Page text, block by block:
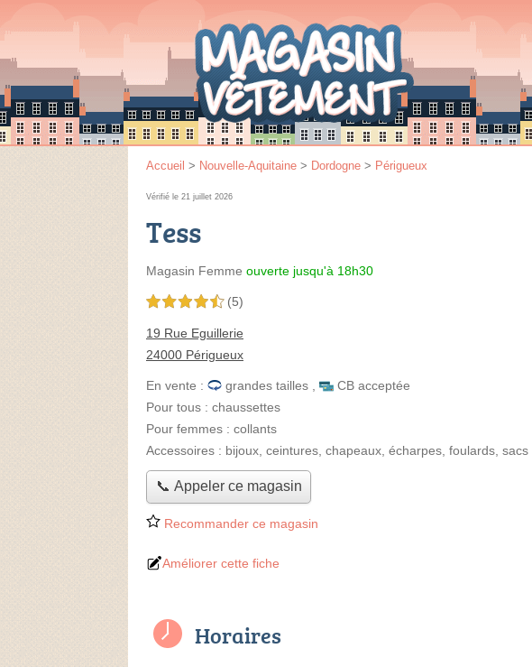
Accueil > Nouvelle-Aquitaine > Dordogne > Périgueux
Vérifié le 21 juillet 2026
Tess
Magasin Femme ouverte jusqu'à 18h30
4,5 étoiles sur 5 (5)
19 Rue Eguillerie
24000 Périgueux
En vente : grandes tailles
CB acceptée
Pour tous : chaussettes
Pour femmes : collants
Accessoires : bijoux, ceintures, chapeaux, écharpes, foulards, sacs
📞 Appeler ce magasin
Recommander ce magasin
Améliorer cette fiche
Horaires